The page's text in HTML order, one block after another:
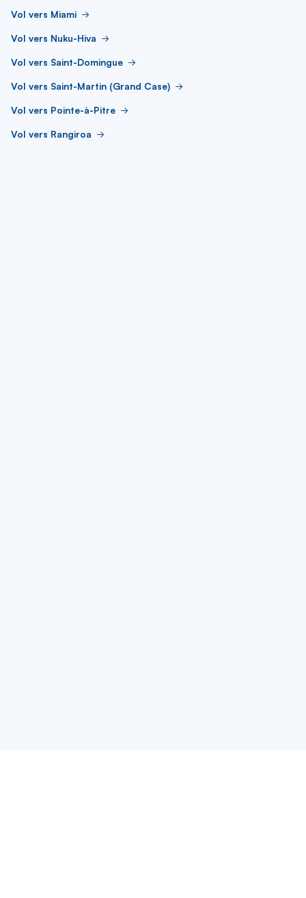
Vol vers Miami
Vol vers Nuku-Hiva
Vol vers Saint-Domingue
Vol vers Saint-Martin (Grand Case)
Vol vers Pointe-à-Pitre
Vol vers Rangiroa